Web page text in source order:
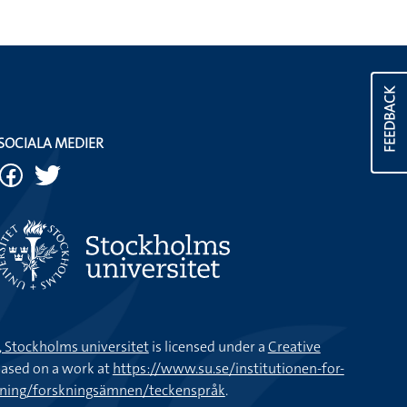
FEEDBACK
MEDIER
universitetis licensed under aCreative
on a work athttps://www.su.se/institutionen-for-
forskningsämnen/teckenspråk.